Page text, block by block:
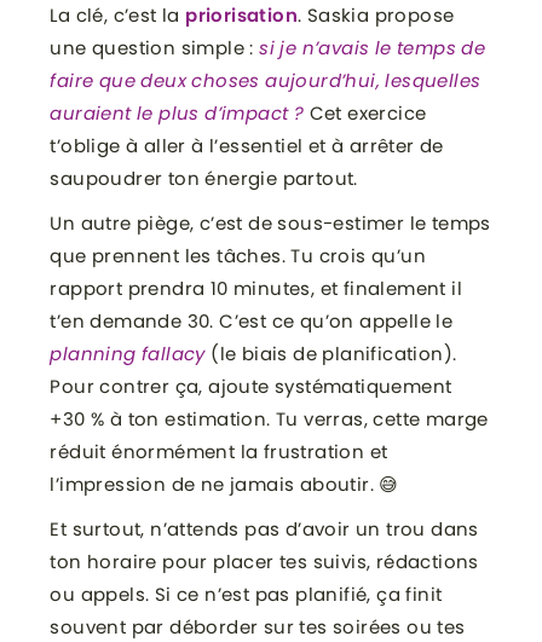
La clé, c’est la priorisation. Saskia propose
une question simple :si je n’avais le temps de
faire que deux choses aujourd’hui, lesquelles
auraient le plus d’impact ? Cet exercice
t’oblige à aller à l’essentiel et à arrêter de
saupoudrer ton énergie partout.
Un autre piège, c’est de sous-estimer le temps
que prennent les tâches. Tu crois qu’un
rapport prendra 10 minutes, et finalement il
t’en demande 30. C’est ce qu’on appelle le
planning fallacy(le biais de planification).
Pour contrer ça, ajoute systématiquement
+30 % à ton estimation. Tu verras, cette marge
réduit énormément la frustration et
l’impression de ne jamais aboutir. 😅
Et surtout, n’attends pas d’avoir un trou dans
ton horaire pour placer tes suivis, rédactions
ou appels. Si ce n’est pas planifié, ça finit
souvent par déborder sur tes soirées ou tes